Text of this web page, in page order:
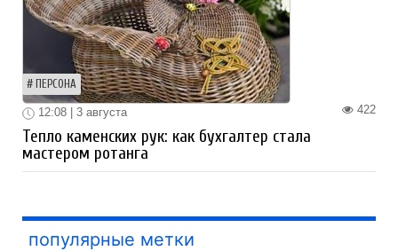
ПЕРСОНА
422
12:08 | 3 августа
Тепло каменских рук: как бухгалтер стала
мастером ротанга
популярные метки